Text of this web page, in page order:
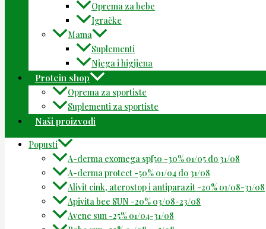
Oprema za bebe
Igračke
Mama
Suplementi
Njega i higijena
Protein shop
Oprema za sportiste
Suplementi za sportiste
Naši proizvodi
Popusti
A-derma exomega spf50 -30% 01/05 do 31/08
A-derma protect -50% 01/04 do 31/08
Alivit cink, aterostop i antiparazit -20% 01/08-31/08
Apivita bee SUN -20% 03/08-23/08
Avene sun -25% 01/04-31/08